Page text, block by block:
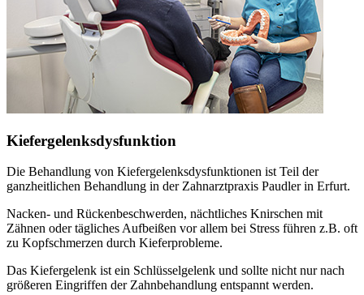
Kiefergelenksdysfunktion
Die Behandlung von Kiefergelenksdysfunktionen ist Teil der
ganzheitlichen Behandlung in der Zahnarztpraxis Paudler in Erfurt.
Nacken- und Rückenbeschwerden, nächtliches Knirschen mit
Zähnen oder tägliches Aufbeißen vor allem bei Stress führen z.B. oft
zu Kopfschmerzen durch Kieferprobleme.
Das Kiefergelenk ist ein Schlüsselgelenk und sollte nicht nur nach
größeren Eingriffen der Zahnbehandlung entspannt werden.